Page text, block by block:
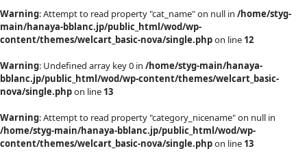
Warning: Attempt to read property "cat_name" on null in /home/styg-
main/hanaya-bblanc.jp/public_html/wod/wp-
content/themes/welcart_basic-nova/single.phpon line 12
Warning: Undefined array key 0 in /home/styg-main/hanaya-
bblanc.jp/public_html/wod/wp-content/themes/welcart_basic-
nova/single.phpon line 13
Warning: Attempt to read property "category_nicename" on null in
/home/styg-main/hanaya-bblanc.jp/public_html/wod/wp-
content/themes/welcart_basic-nova/single.phpon line 13